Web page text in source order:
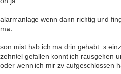
alarmanlage wenn dann richtig und
ma.
son mist hab ich ma drin gehabt. s
zehntel gefallen konnt ich rausgehen
oder wenn ich mir zv aufgeschlossen